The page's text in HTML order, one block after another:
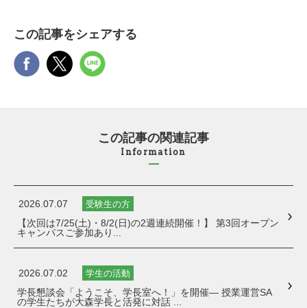
この記事をシェアする
この記事の関連記事
Information
2026.07.07 受験生の方
【次回は7/25(土)・8/2(日)の2週連続開催！】 第3回オープン
キャンパスご参加あり...
2026.07.02 学生の活動
学長懇談会「ようこそ、学長室へ！」を開催― 授業運営SA
の学生たちが大森学長と活発に対話 ...